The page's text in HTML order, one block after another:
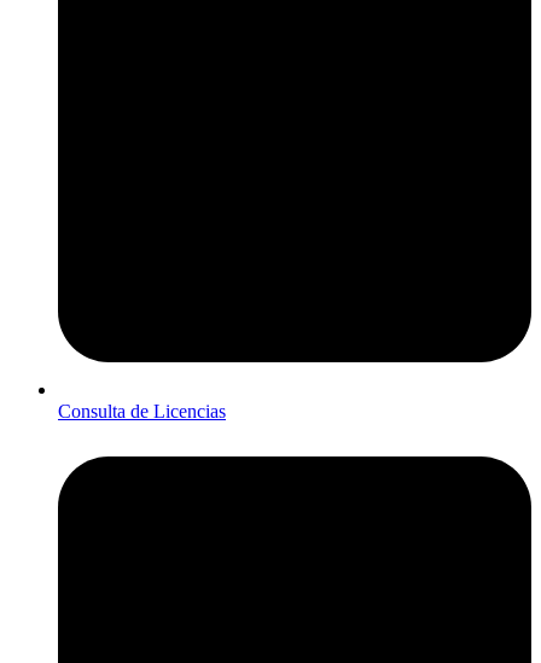
Consulta de Licencias